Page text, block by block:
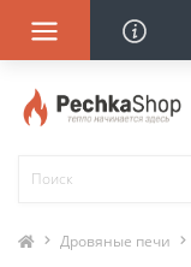
Дровяные печи